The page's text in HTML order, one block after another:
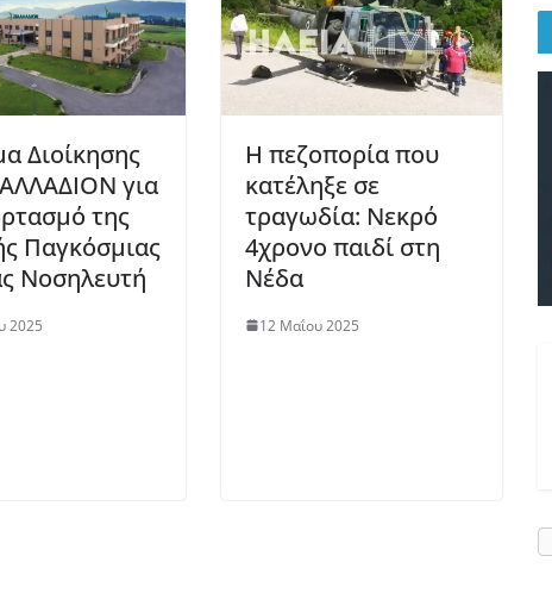
Διοίκησης
για
της
Παγκόσμιας
Νοσηλευτή
2025
Η πεζοπορία που
κατέληξε σε
τραγωδία: Νεκρό
4χρονο παιδί στη
Νέδα
12 Μαΐου 2025